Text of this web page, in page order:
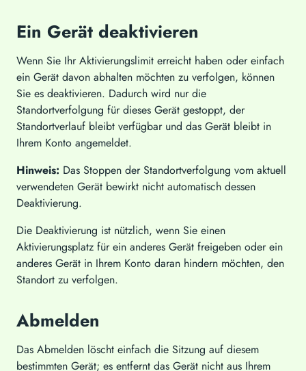
Ein Gerät deaktivieren
Wenn Sie Ihr Aktivierungslimit erreicht haben oder einfach
ein Gerät davon abhalten möchten zu verfolgen, können
Sie es deaktivieren. Dadurch wird nur die
Standortverfolgung für dieses Gerät gestoppt, der
Standortverlauf bleibt verfügbar und das Gerät bleibt in
Ihrem Konto angemeldet.
Hinweis: Das Stoppen der Standortverfolgung vom aktuell
verwendeten Gerät bewirkt nicht automatisch dessen
Deaktivierung.
Die Deaktivierung ist nützlich, wenn Sie einen
Aktivierungsplatz für ein anderes Gerät freigeben oder ein
anderes Gerät in Ihrem Konto daran hindern möchten, den
Standort zu verfolgen.
Abmelden
Das Abmelden löscht einfach die Sitzung auf diesem
bestimmten Gerät; es entfernt das Gerät nicht aus Ihrem